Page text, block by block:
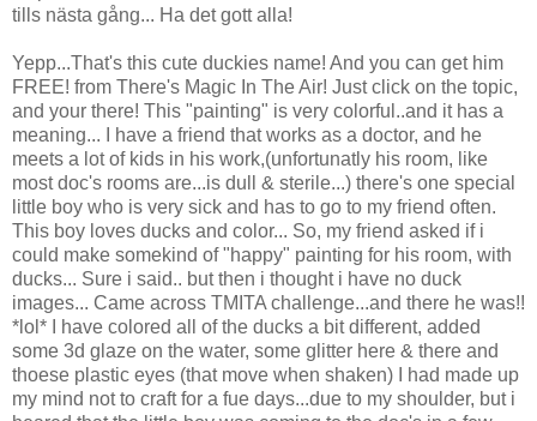
tills nästa gång... Ha det gott alla!
Yepp...That's this cute duckies name! And you can get him
FREE! from There's Magic In The Air! Just click on the topic,
and your there! This "painting" is very colorful..and it has a
meaning... I have a friend that works as a doctor, and he
meets a lot of kids in his work,(unfortunatly his room, like
most doc's rooms are...is dull & sterile...) there's one special
little boy who is very sick and has to go to my friend often.
This boy loves ducks and color... So, my friend asked if i
could make somekind of "happy" painting for his room, with
ducks... Sure i said.. but then i thought i have no duck
images... Came across TMITA challenge...and there he was!!
*lol* I have colored all of the ducks a bit different, added
some 3d glaze on the water, some glitter here & there and
thoese plastic eyes (that move when shaken) I had made up
my mind not to craft for a fue days...due to my shoulder, but i